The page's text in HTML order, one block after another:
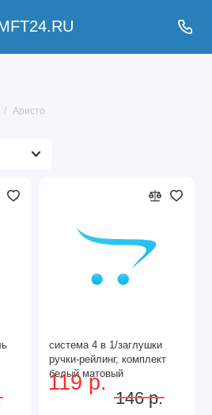
Аристо
система 4 в 1/заглушки
ручки-рейлинг, комплект
белый матовый
119 р.
146 р.